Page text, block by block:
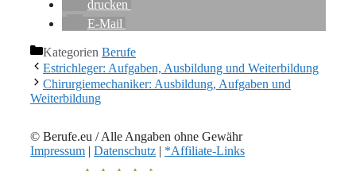
drucken
E-Mail
Kategorien Berufe
Estrichleger: Aufgaben, Ausbildung und Weiterbildung
Chirurgiemechaniker: Ausbildung, Aufgaben und
Weiterbildung
© Berufe.eu / Alle Angaben ohne Gewähr
Impressum | Datenschutz | *Affiliate-Links